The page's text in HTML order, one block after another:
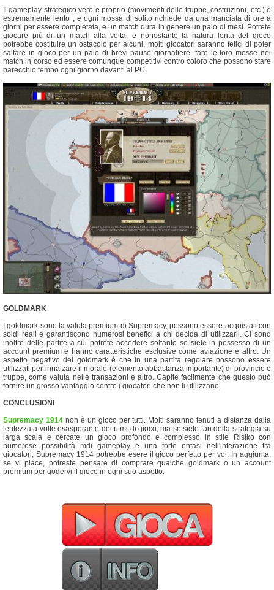
Il gameplay strategico vero e proprio (movimenti delle truppe, costruzioni, etc.) è
estremamente lento , e ogni mossa di solito richiede da una manciata di ore a
giorni per essere completata, e un match dura in genere un paio di mesi. Potrete
giocare più di un match alla volta, e nonostante la natura lenta del gioco
potrebbe costituire un ostacolo per alcuni, molti giocatori saranno felici di poter
saltare in gioco per un paio di brevi pause giornaliere, fare le loro mosse nei
match in corso ed essere comunque competitivi contro coloro che possono stare
parecchio tempo ogni giorno davanti al PC.
GOLDMARK
I goldmark sono la valuta premium di Supremacy, possono essere acquistati con
soldi reali e garantiscono numerosi benefici a chi decida di utilizzarli. Ci sono
inoltre delle partite a cui potrete accedere soltanto se siete in possesso di un
account premium e hanno caratteristiche esclusive come aviazione e altro. Un
aspetto negativo dei goldmark è che in una partita regolare possono essere
utilizzati per innalzare il morale (elemento abbastanza importante) di provincie e
truppe, come valuta nelle transazioni e altro. Capite facilmente che questo può
fornire un grosso vantaggio contro i giocatori che non li utilizzano.
CONCLUSIONI
Supremacy 1914non è un gioco per tutti. Molti saranno tenuti a distanza dalla
lentezza a volte esasperante dei ritmi di gioco, ma se siete fan della strategia su
larga scala e cercate un gioco profondo e complesso in stile Risiko con
numerose possibilità mdi gameplay e una forte enfasi nell'interazione tra
giocatori, Supremacy 1914 potrebbe esere il gioco perfetto per voi. In aggiunta,
se vi piace, potreste pensare di comprare qualche goldmark o un account
premium per godervi il gioco in ogni suo aspetto.